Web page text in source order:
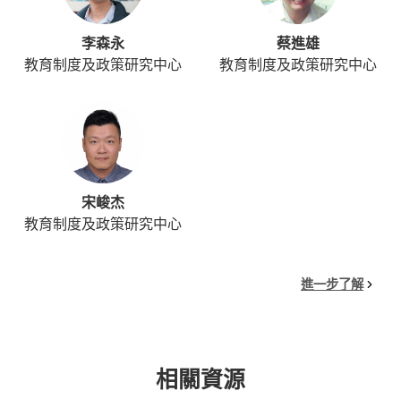
李森永
教育制度及政策研究中心
蔡進雄
教育制度及政策研究中心
宋峻杰
教育制度及政策研究中心
進一步了解
相關資源